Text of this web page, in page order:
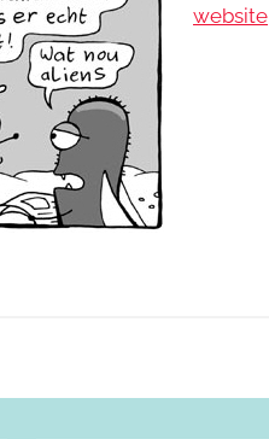
website